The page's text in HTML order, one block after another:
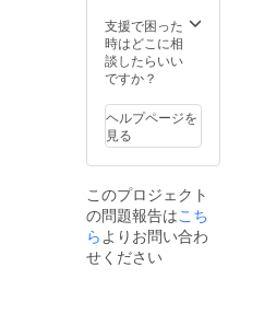
支援で困った
時はどこに相
談したらいい
ですか？
ヘルプページを
見る
このプロジェクト
の問題報告はこち
ら よりお問い合わ
せください